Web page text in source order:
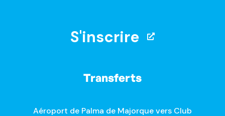
S'inscrire
Transferts
Aéroport de Palma de Majorque vers Club